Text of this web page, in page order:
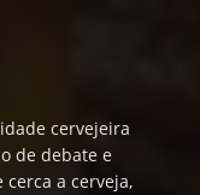
cervejeira
de debate e
a cerveja,